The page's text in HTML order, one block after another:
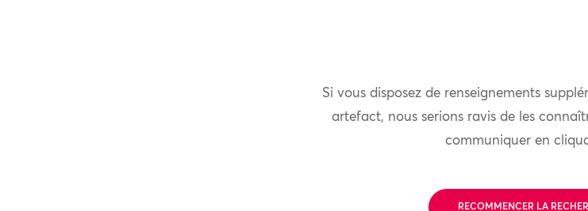
Si vous disposez de renseignements
artefact, nous serions ravis de les
communiquer en
RECOMMENCER LA